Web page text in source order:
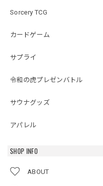
Sorcery TCG
カードゲーム
サプライ
令和の虎プレゼンバトル
サウナグッズ
アパレル
SHOP INFO
ABOUT